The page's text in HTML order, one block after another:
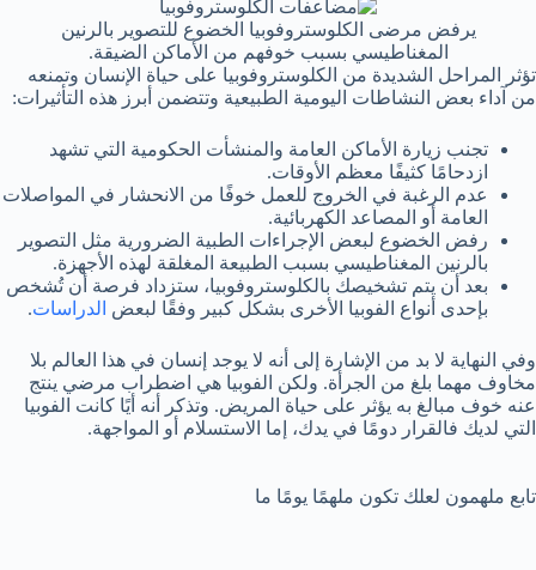
يرفض مرضى الكلوستروفوبيا الخضوع للتصوير بالرنين
المغناطيسي بسبب خوفهم من الأماكن الضيقة.
تؤثر المراحل الشديدة من الكلوستروفوبيا على حياة الإنسان وتمنعه
من آداء بعض النشاطات اليومية الطبيعية وتتضمن أبرز هذه التأثيرات:
تجنب زيارة الأماكن العامة والمنشأت الحكومية التي تشهد
ازدحامًا كثيفًا معظم الأوقات.
عدم الرغبة في الخروج للعمل خوفًا من الانحشار في المواصلات
العامة أو المصاعد الكهربائية.
رفض الخضوع لبعض الإجراءات الطبية الضرورية مثل التصوير
بالرنين المغناطيسي بسبب الطبيعة المغلقة لهذه الأجهزة.
بعد أن يتم تشخيصك بالكلوستروفوبيا، ستزداد فرصة أن تُشخص
بإحدى أنواع الفوبيا الأخرى بشكل كبير وفقًا لبعض الدراسات.
وفي النهاية لا بد من الإشارة إلى أنه لا يوجد إنسان في هذا العالم بلا
مخاوف مهما بلغ من الجرأة. ولكن الفوبيا هي اضطراب مرضي ينتج
عنه خوف مبالغ به يؤثر على حياة المريض. وتذكر أنه أيًا كانت الفوبيا
التي لديك فالقرار دومًا في يدك، إما الاستسلام أو المواجهة.
تابع ملهمون لعلك تكون ملهمًا يومًا ما